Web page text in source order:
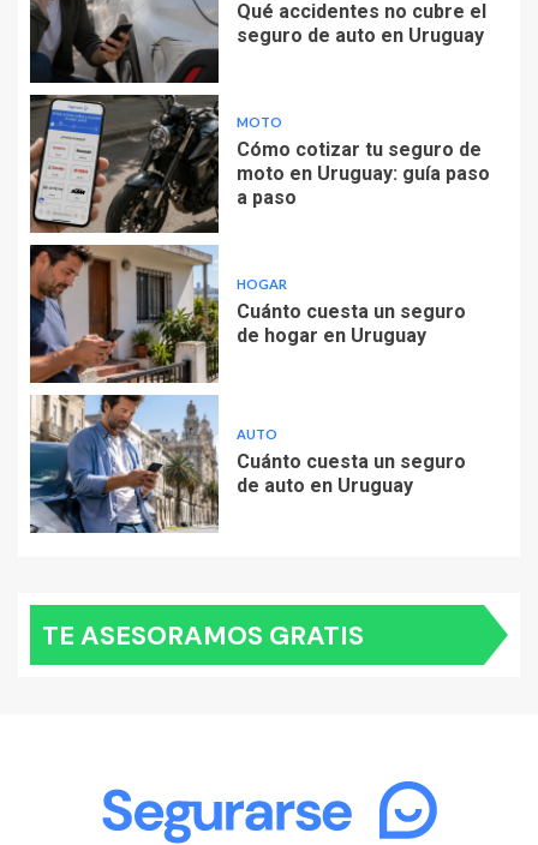
Qué accidentes no cubre el
seguro de auto en Uruguay
MOTO
Cómo cotizar tu seguro de
moto en Uruguay: guía paso
a paso
HOGAR
Cuánto cuesta un seguro
de hogar en Uruguay
AUTO
Cuánto cuesta un seguro
de auto en Uruguay
TE ASESORAMOS GRATIS